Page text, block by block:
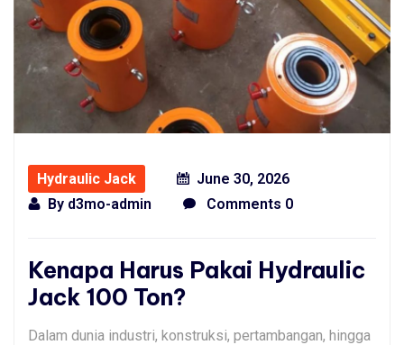
Hydraulic Jack
June 30, 2026
By d3mo-admin Comments 0
Kenapa Harus Pakai Hydraulic
Jack 100 Ton?
Dalam dunia industri, konstruksi, pertambangan, hingga